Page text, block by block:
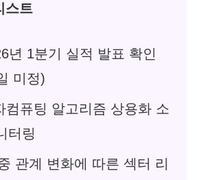
스트
년 1분기 실적 발표 확인
미정)
컴퓨팅 알고리즘 상용화 소
터링
관계 변화에 따른 섹터 리